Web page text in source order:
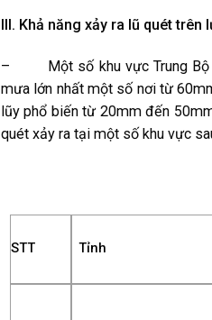
III. Khả năng xảy ra lũ quét trên
– Một số khu vực Trung Bộ
mưa lớn nhất một số nơi từ
lũy phổ biến từ 20mm đến
quét xảy ra tại một số khu vực
STT Tỉnh